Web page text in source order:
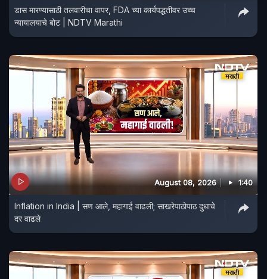
डास मारण्यासाठी तलवारीचा वापर, FDA च्या कार्यपद्धतीवर उच्च
न्यायालयाचे बोट | NDTV Marathi
August 08, 2026 1:40
Inflation in India | सण आले, महागाई वाढली; साखरेपाठोपाठ दुधाचे
दर वाढले